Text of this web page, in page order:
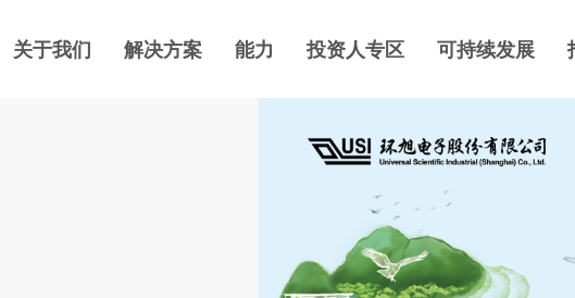
关于我们 解决方案 能力 投资人专区 可持续发展